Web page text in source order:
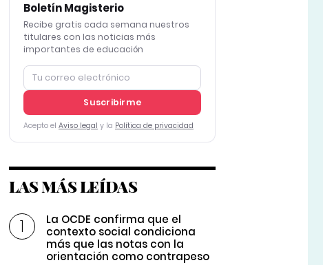
Boletín Magisterio
Recibe gratis cada semana nuestros
titulares con las noticias más
importantes de educación
Suscribirme
Acepto el Aviso legal y la Política de privacidad
LAS MÁS LEÍDAS
La OCDE confirma que el
contexto social condiciona
más que las notas con la
orientación como contrapeso